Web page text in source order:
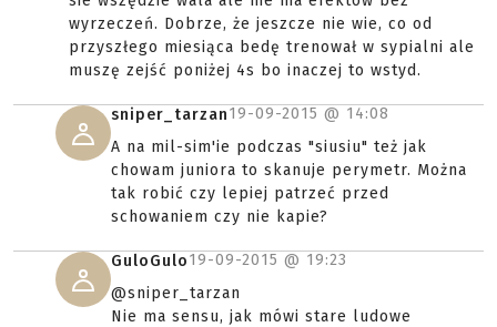
wyrzeczeń. Dobrze, że jeszcze nie wie, co od
przyszłego miesiąca bedę trenował w sypialni ale
muszę zejść poniżej 4s bo inaczej to wstyd.
sniper_tarzan19-09-2015 @ 14:08
A na mil-sim'ie podczas "siusiu" też jak
chowam juniora to skanuje perymetr. Można
tak robić czy lepiej patrzeć przed
schowaniem czy nie kapie?
GuloGulo19-09-2015 @ 19:23
@sniper_tarzan
Nie ma sensu, jak mówi stare ludowe